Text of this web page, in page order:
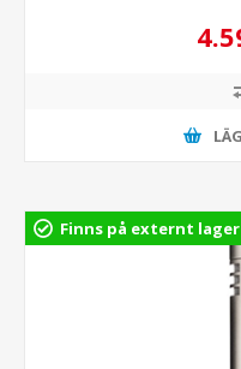
Finns på externt lager